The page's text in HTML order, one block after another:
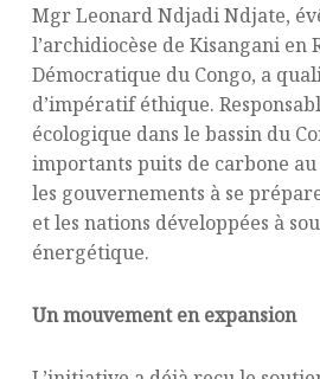
Mgr Leonard Ndjadi Ndjate,
l’archidiocèse de Kisangani en
Démocratique du Congo, a
d’impératif éthique.
écologique dans le bassin du
importants puits de carbone
les gouvernements à se
et les nations développées à
énergétique.
Un mouvement en expansion